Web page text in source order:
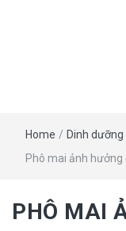
Home / Dinh dưỡng
Phô mai ảnh
PHÔ MAI